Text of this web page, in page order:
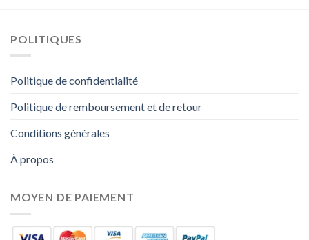
POLITIQUES
Politique de confidentialité
Politique de remboursement et de retour
Conditions générales
À propos
MOYEN DE PAIEMENT